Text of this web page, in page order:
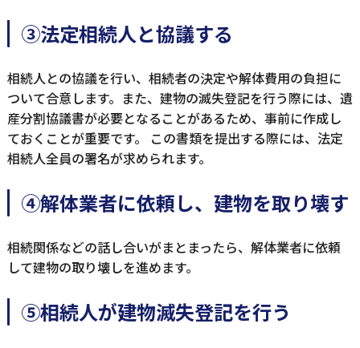
③法定相続人と協議する
相続人との協議を行い、相続者の決定や解体費用の負担に
ついて合意します。また、建物の滅失登記を行う際には、遺
産分割協議書が必要となることがあるため、事前に作成し
ておくことが重要です。 この書類を提出する際には、法定
相続人全員の署名が求められます。
④解体業者に依頼し、建物を取り壊す
相続関係などの話し合いがまとまったら、解体業者に依頼
して建物の取り壊しを進めます。
⑤相続人が建物滅失登記を行う